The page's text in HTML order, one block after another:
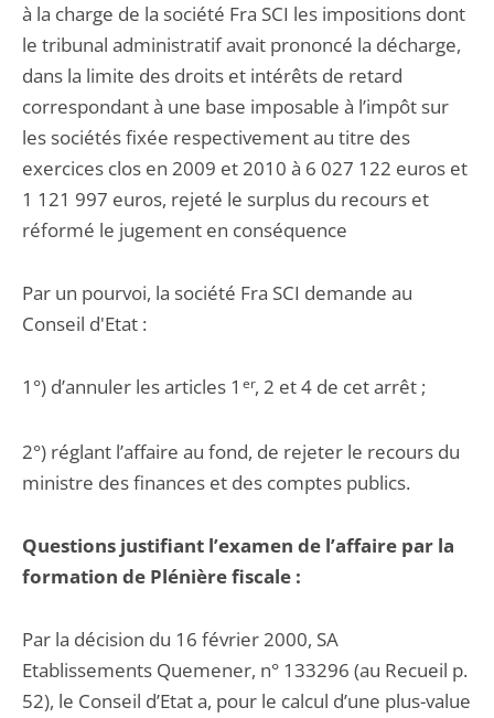
à la charge de la société Fra SCI les impositions dont
le tribunal administratif avait prononcé la décharge,
dans la limite des droits et intérêts de retard
correspondant à une base imposable à l’impôt sur
les sociétés fixée respectivement au titre des
exercices clos en 2009 et 2010 à 6 027 122 euros et
1 121 997 euros, rejeté le surplus du recours et
réformé le jugement en conséquence
Par un pourvoi, la société Fra SCI demande au
Conseil d'Etat :
1°) d’annuler les articles 1 er, 2 et 4 de cet arrêt ;
2°) réglant l’affaire au fond, de rejeter le recours du
ministre des finances et des comptes publics.
Questions justifiant l’examen de l’affaire par la
formation de Plénière fiscale :
Par la décision du 16 février 2000, SA
Etablissements Quemener, n° 133296 (au Recueil p.
52), le Conseil d’Etat a, pour le calcul d’une plus-value